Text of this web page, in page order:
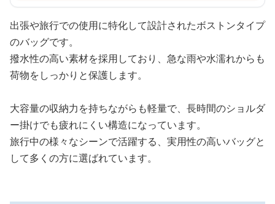
出張や旅行での使用に特化して設計されたボストンタイプ
のバッグです。
撥水性の高い素材を採用しており、急な雨や水濡れからも
荷物をしっかりと保護します。
大容量の収納力を持ちながらも軽量で、長時間のショルダ
ー掛けでも疲れにくい構造になっています。
旅行中の様々なシーンで活躍する、実用性の高いバッグと
して多くの方に選ばれています。